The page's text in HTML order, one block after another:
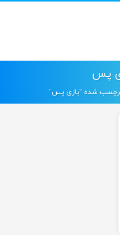
پس
شده “بازی پس”